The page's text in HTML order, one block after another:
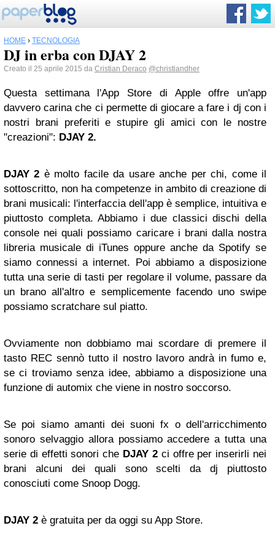
HOME › TECNOLOGIA
DJ in erba con DJAY 2
Creato il 25 aprile 2015 da Cristian Deraco @christiandher
Questa settimana l'App Store di Apple offre un'app
davvero carina che ci permette di giocare a fare i dj con i
nostri brani preferiti e stupire gli amici con le nostre
"creazioni": DJAY 2.
DJAY 2 è molto facile da usare anche per chi, come il
sottoscritto, non ha competenze in ambito di creazione di
brani musicali: l'interfaccia dell'app è semplice, intuitiva e
piuttosto completa. Abbiamo i due classici dischi della
console nei quali possiamo caricare i brani dalla nostra
libreria musicale di iTunes oppure anche da Spotify se
siamo connessi a internet. Poi abbiamo a disposizione
tutta una serie di tasti per regolare il volume, passare da
un brano all'altro e semplicemente facendo uno swipe
possiamo scratchare sul piatto.
Ovviamente non dobbiamo mai scordare di premere il
tasto REC sennò tutto il nostro lavoro andrà in fumo e,
se ci troviamo senza idee, abbiamo a disposizione una
funzione di automix che viene in nostro soccorso.
Se poi siamo amanti dei suoni fx o dell'arricchimento
sonoro selvaggio allora possiamo accedere a tutta una
serie di effetti sonori che DJAY 2ci offre per inserirli nei
brani alcuni dei quali sono scelti da dj piuttosto
conosciuti come Snoop Dogg.
DJAY 2 è gratuita per da oggi su App Store.